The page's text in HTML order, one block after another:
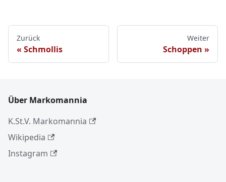
Zurück
Schmollis
Weiter
Schoppen
Über Markomannia
K.St.V. Markomannia
Wikipedia
Instagram